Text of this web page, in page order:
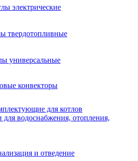
электрические
твердотопливные
универсальные
конвекторы
для котлов
водоснабжения, отопления,
и отведение